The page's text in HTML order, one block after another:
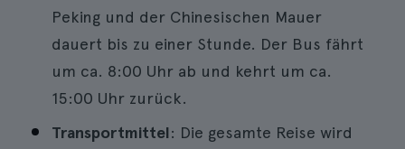
Peking und der Chinesischen Mauer
dauert bis zu einer Stunde. Der Bus fährt
um ca. 8:00 Uhr ab und kehrt um ca.
15:00 Uhr zurück.
Transportmittel: Die gesamte Reise wird